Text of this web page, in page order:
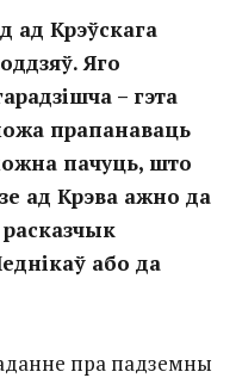
ад Крэўскага
Яго
– гэта
прапанаваць
пачуць, што
ад Крэва ажно да
або да
пра падземны